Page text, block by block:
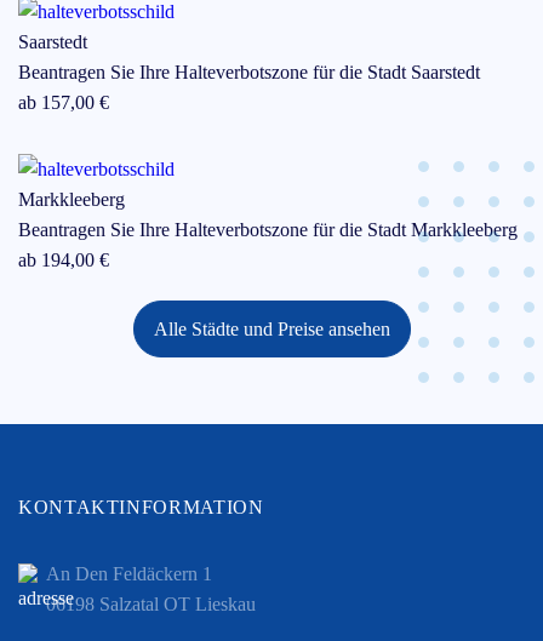
Saarstedt
Beantragen Sie Ihre Halteverbotszone für die Stadt Saarstedt
ab 157,00 €
Markkleeberg
Beantragen Sie Ihre Halteverbotszone für die Stadt Markkleeberg
ab 194,00 €
Alle Städte und Preise ansehen
KONTAKTINFORMATION
An Den Feldäckern 1
06198 Salzatal OT Lieskau